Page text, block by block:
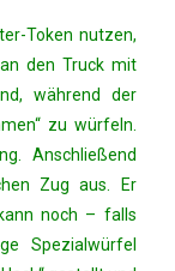
Token nutzen,
den Truck mit
während der
zu würfeln.
Anschließend
Zug aus. Er
noch – falls
Spezialwürfel